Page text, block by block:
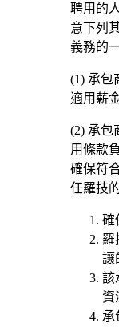
聘用的
意下列
義務的
(1) 承包
適用薪
(2) 承包
用條款
確保符
任羅技
確
羅
讓
該
資
承